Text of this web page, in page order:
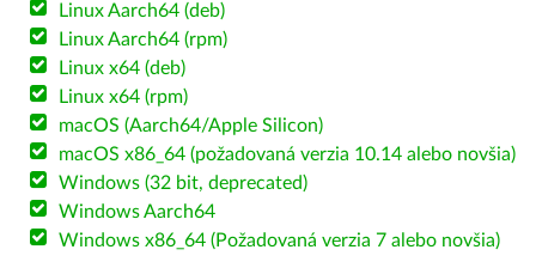
Linux Aarch64 (deb)
Linux Aarch64 (rpm)
Linux x64 (deb)
Linux x64 (rpm)
macOS (Aarch64/Apple Silicon)
macOS x86_64 (požadovaná verzia 10.14 alebo novšia)
Windows (32 bit, deprecated)
Windows Aarch64
Windows x86_64 (Požadovaná verzia 7 alebo novšia)